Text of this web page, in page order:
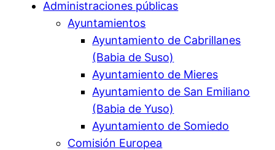
Administraciones públicas
Ayuntamientos
Ayuntamiento de Cabrillanes
(Babia de Suso)
Ayuntamiento de Mieres
Ayuntamiento de San Emiliano
(Babia de Yuso)
Ayuntamiento de Somiedo
Comisión Europea